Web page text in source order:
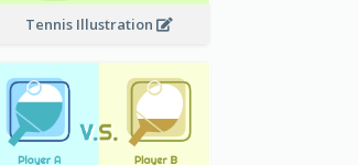
Tennis Illustration